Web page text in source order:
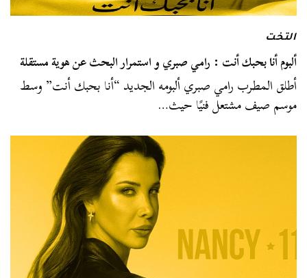
التخت
ألبوم أنا بحبك أنت : رامي صبري و استمرار البحث عن هوية مستقلة
أطلق المطرب رامي صبري ألبومه الجديد “أنا بحبك أنت” وسط
موسم صيف مشتعل فنيًا حيث…